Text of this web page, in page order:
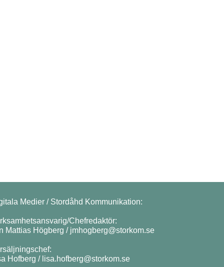
Medier / Stordåhd Kommunikation:
Chefredaktör:
Mattias Högberg / jmhogberg@storkom.se
Hofberg / lisa.hofberg@storkom.se